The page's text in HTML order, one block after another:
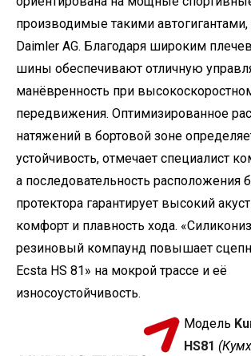
производимые такими автогигантами,
Daimler AG. Благодаря широким
шины обеспечивают отличную
манёвренность при
передвижения. Оптимизированное
натяжений в бортовой зоне
устойчивость, отмечает специалист
а последовательность расположения
протектора гарантирует высокий
комфорт и плавность хода.
резиновый компаунд повышает
Ecsta HS 81» на мокрой трассе и её
износоустойчивость.
Модель
HS81